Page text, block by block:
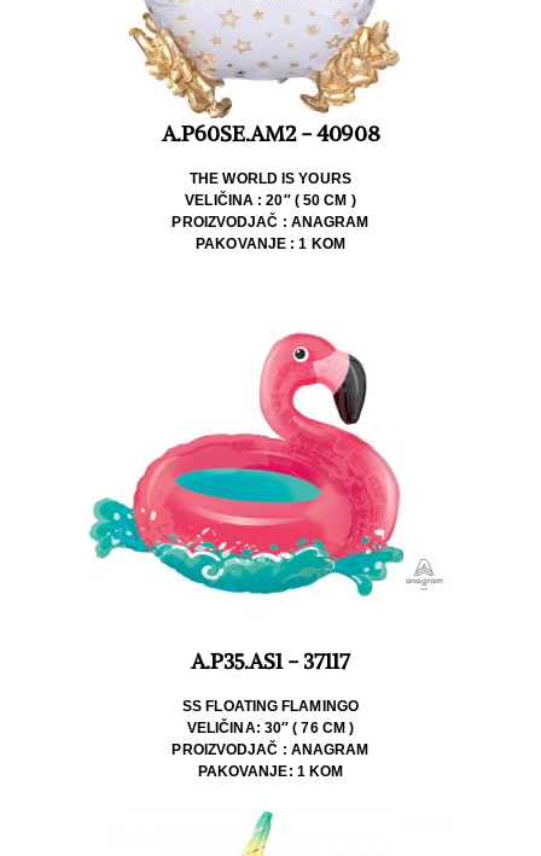
A.P60SE.AM2 - 40908
THE WORLD IS YOURS
VELIČINA : 20″ ( 50 CM )
PROIZVODJAČ : ANAGRAM
PAKOVANJE : 1 KOM
A.P35.AS1 - 37117
SS FLOATING FLAMINGO
VELIČINA: 30″ ( 76 CM )
PROIZVODJAČ : ANAGRAM
PAKOVANJE: 1 KOM